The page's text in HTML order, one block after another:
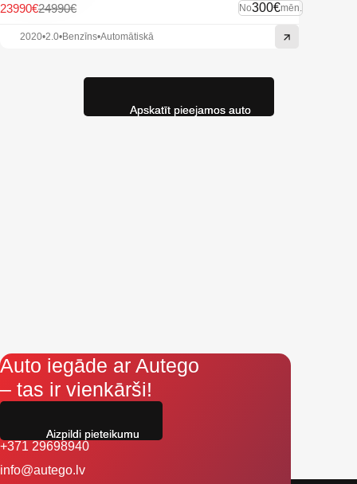
No300€mēn.
24990€
23990€
2020•2.0•Benzīns•Automātiskā
Auto iegāde ar Autego
– tas ir vienkārši!
+371 29698940
info@autego.lv